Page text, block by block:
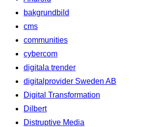
bakgrundbild
cms
communities
cybercom
digitala trender
digitalprovider Sweden AB
Digital Transformation
Dilbert
Distruptive Media